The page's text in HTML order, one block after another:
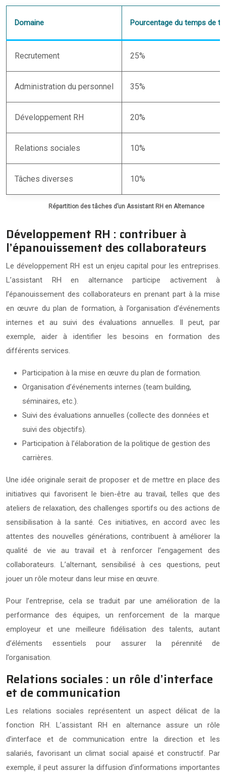
Répartition des tâches d’un Assistant RH en Alternance
Domaine Pourcentage du temps de
Recrutement 25%
Administration du personnel 35%
Développement RH 20%
Relations sociales 10%
Tâches diverses 10%
Développement RH : contribuer à
l’épanouissement des collaborateurs
Le développement RH est un enjeu capital pour les entreprises.
L’assistant RH en alternance participe activement à
l’épanouissement des collaborateurs en prenant part à la mise
en œuvre du plan de formation, à l’organisation d’événements
internes et au suivi des évaluations annuelles. Il peut, par
exemple, aider à identifier les besoins en formation des
différents services.
Participation à la mise en œuvre du plan de formation.
Organisation d’événements internes (team building,
séminaires, etc.).
Suivi des évaluations annuelles (collecte des données et
suivi des objectifs).
Participation à l’élaboration de la politique de gestion des
carrières.
Une idée originale serait de proposer et de mettre en place des
initiatives qui favorisent le bien-être au travail, telles que des
ateliers de relaxation, des challenges sportifs ou des actions de
sensibilisation à la santé. Ces initiatives, en accord avec les
attentes des nouvelles générations, contribuent à améliorer la
qualité de vie au travail et à renforcer l’engagement des
collaborateurs. L’alternant, sensibilisé à ces questions, peut
jouer un rôle moteur dans leur mise en œuvre.
Pour l’entreprise, cela se traduit par une amélioration de la
performance des équipes, un renforcement de la marque
employeur et une meilleure fidélisation des talents, autant
d’éléments essentiels pour assurer la pérennité de
l’organisation.
Relations sociales : un rôle d’interface
et de communication
Les relations sociales représentent un aspect délicat de la
fonction RH. L’assistant RH en alternance assure un rôle
d’interface et de communication entre la direction et les
salariés, favorisant un climat social apaisé et constructif. Par
exemple, il peut assurer la diffusion d’informations importantes